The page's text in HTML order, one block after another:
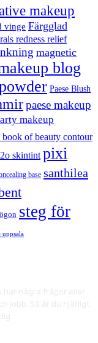
makeup
vinge Färgglad
redness relief
magnetic
blog
Paese Blush
paese makeup
makeup
of beauty contour
skintint pixi
base santhilea
steg för
uppsala